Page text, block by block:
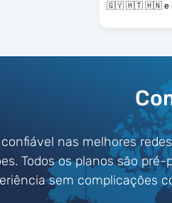
nas melhores
Todos os planos são
sem complicações